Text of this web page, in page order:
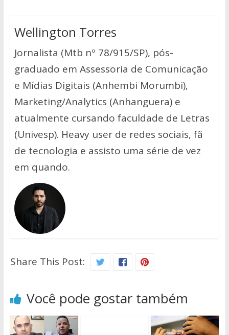
Wellington Torres
Jornalista (Mtb nº 78/915/SP), pós-
graduado em Assessoria de Comunicação
e Mídias Digitais (Anhembi Morumbi),
Marketing/Analytics (Anhanguera) e
atualmente cursando faculdade de Letras
(Univesp). Heavy user de redes sociais, fã
de tecnologia e assisto uma série de vez
em quando.
Share This Post:
Você pode gostar também